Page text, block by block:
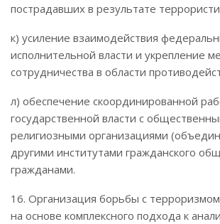
пострадавших в результате
к) усиление взаимодействия
исполнительной власти и укрепление
сотрудничества в области
л) обеспечение скоординированной
государственной власти с
религиозными организациями
другими институтами гражданского
гражданами.
16. Организация борьбы с
на основе комплексного подхода к